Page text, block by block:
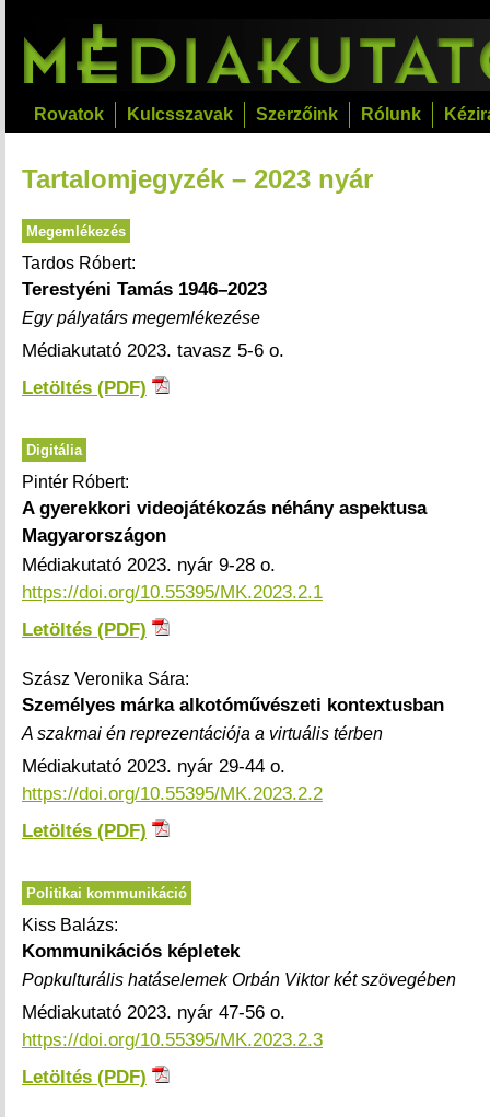
Rovatok Kulcsszavak Szerzőink Rólunk
Tartalomjegyzék – 2023 nyár
Megemlékezés
Tardos Róbert:
Terestyéni Tamás 1946–2023
Egy pályatárs megemlékezése
Médiakutató 2023. tavasz 5-6 o.
Letöltés (PDF)
Digitália
Pintér Róbert:
A gyerekkori videojátékozás néhány aspektusa
Magyarországon
Médiakutató 2023. nyár 9-28 o.
https://doi.org/10.55395/MK.2023.2.1
Letöltés (PDF)
Szász Veronika Sára:
Személyes márka alkotóművészeti kontextusban
A szakmai én reprezentációja a virtuális térben
Médiakutató 2023. nyár 29-44 o.
https://doi.org/10.55395/MK.2023.2.2
Letöltés (PDF)
Politikai kommunikáció
Kiss Balázs:
Kommunikációs képletek
Popkulturális hatáselemek Orbán Viktor két szövegében
Médiakutató 2023. nyár 47-56 o.
https://doi.org/10.55395/MK.2023.2.3
Letöltés (PDF)